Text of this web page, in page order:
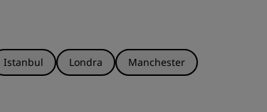
Istanbul Londra
Manchester